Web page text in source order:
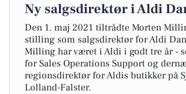
Ny salgsdirektør i Aldi
Den 1. maj 2021 tiltrådte Morten
stilling som salgsdirektør for Aldi
Milling har været i Aldi i godt tre år -
for Sales Operations Support og
regionsdirektør for Aldis butikker på
Lolland-Falster.